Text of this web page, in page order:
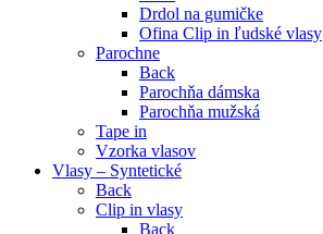
Drdol na gumičke
Ofina Clip in ľudské vlasy
Parochne
Back
Parochňa dámska
Parochňa mužská
Tape in
Vzorka vlasov
Vlasy – Syntetické
Back
Clip in vlasy
Back